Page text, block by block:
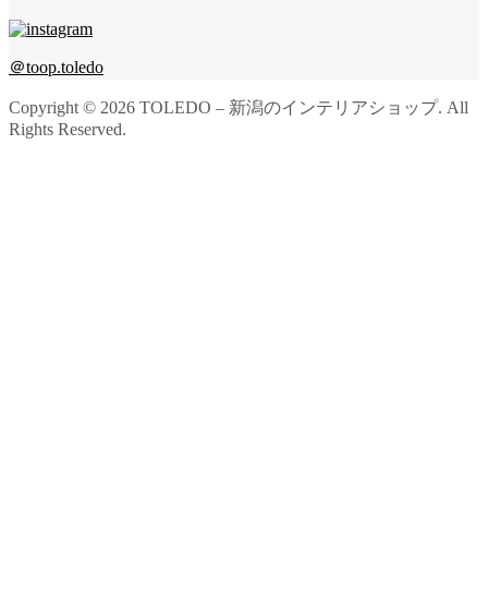
＠toop.toledo
Copyright © 2026 TOLEDO – 新潟のインテリアショップ. All
Rights Reserved.